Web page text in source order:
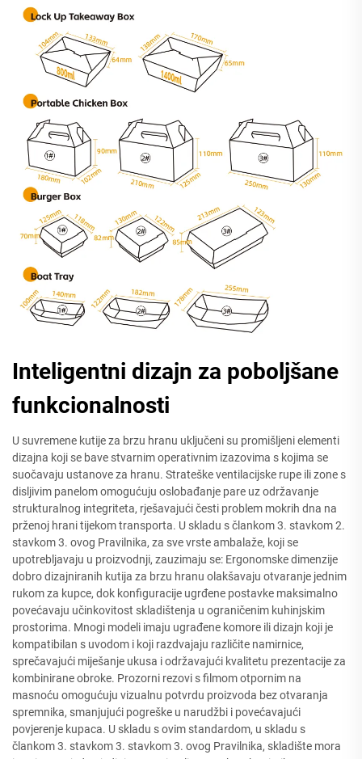
Inteligentni dizajn za poboljšane
funkcionalnosti
U suvremene kutije za brzu hranu uključeni su promišljeni elementi
dizajna koji se bave stvarnim operativnim izazovima s kojima se
suočavaju ustanove za hranu. Strateške ventilacijske rupe ili zone s
disljivim panelom omogućuju oslobađanje pare uz održavanje
strukturalnog integriteta, rješavajući česti problem mokrih dna na
prženoj hrani tijekom transporta. U skladu s člankom 3. stavkom 2.
stavkom 3. ovog Pravilnika, za sve vrste ambalaže, koji se
upotrebljavaju u proizvodnji, zauzimaju se: Ergonomske dimenzije
dobro dizajniranih kutija za brzu hranu olakšavaju otvaranje jednim
rukom za kupce, dok konfiguracije ugrđene postavke maksimalno
povećavaju učinkovitost skladištenja u ograničenim kuhinjskim
prostorima. Mnogi modeli imaju ugrađene komore ili dizajn koji je
kompatibilan s uvodom i koji razdvajaju različite namirnice,
sprečavajući miješanje ukusa i održavajući kvalitetu prezentacije za
kombinirane obroke. Prozorni rezovi s filmom otpornim na
masnoću omogućuju vizualnu potvrdu proizvoda bez otvaranja
spremnika, smanjujući pogreške u narudžbi i povećavajući
povjerenje kupaca. U skladu s ovim standardom, u skladu s
člankom 3. stavkom 3. stavkom 3. ovog Pravilnika, skladište mora